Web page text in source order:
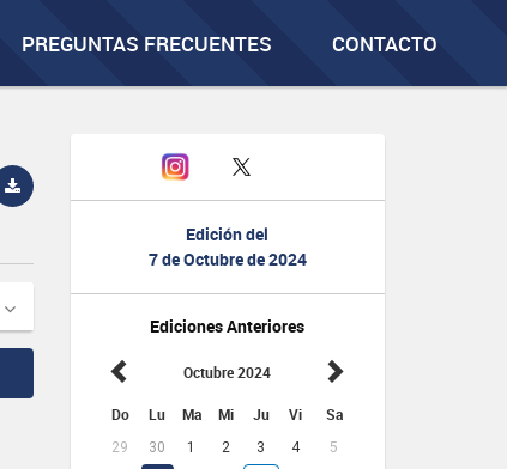
PREGUNTAS FRECUENTES CONTACTO
Edición del
7 de Octubre de 2024
Ediciones Anteriores
Octubre 2024
Do Lu Ma Mi Ju Vi Sa
29 30 1 2 3 4 5